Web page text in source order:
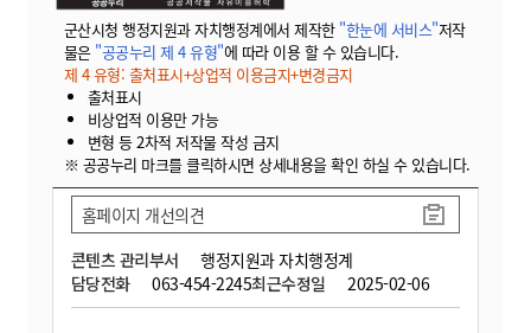
군산시청 행정지원과 자치행정계에서 제작한 "한눈에 서비스"저작
물은 "공공누리 제 4 유형"에 따라 이용 할 수 있습니다.
제 4 유형: 출처표시+상업적 이용금지+변경금지
출처표시
비상업적 이용만 가능
변형 등 2차적 저작물 작성 금지
※ 공공누리 마크를 클릭하시면 상세내용을 확인 하실 수 있습니다.
콘텐츠 관리부서
행정지원과 자치행정계
담당전화
063-454-2245최근수정일 2025-02-06
홈페이지 개선의견